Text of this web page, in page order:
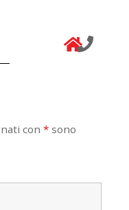
con* sono